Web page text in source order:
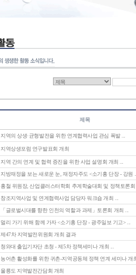
제목
지역의 상생·균형발전을 위한 연계협력사업 관심 폭발 ...
지역상생포럼 연구발표회 개최
지역 간의 연계 및 협력 증진을 위한 사업 설명회 개최 ...
지방재정을 보는 새로운 눈, 재정자주도 <소기홍 단장 - 강원 ...
홍철 위원장, 산업클러스터학회 추계학술대회 및 정책토론회
창조지역사업 및 연계협력사업 담당자 워크숍 개최 ...
「글로벌시대를 향한 인천의 역할과 과제」토론회 개최 ...
멀리 가기 위해 함께 가자 <소기홍 단장 - 광주일보 기고> ...
제47차 지역발전위원회 개최 결과
청와대 출입기자단 초청 - 제5차 정책세미나 개최 ...
농어촌 활성화를 위한 귀촌-지역공동체 정책 연계 세미나 개최
울릉도 지역발전간담회 개최